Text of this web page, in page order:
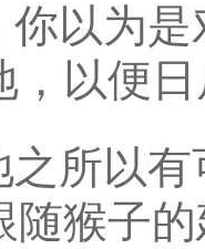
你以为
，以便
所以
随猴子